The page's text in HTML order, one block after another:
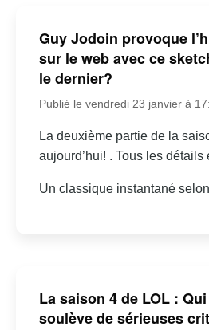
Guy Jodoin provoque
sur le web avec ce
le dernier?
Publié le vendredi 23 janvier à
La deuxième partie de la
aujourd’hui! . Tous les détails
Un classique instantané
La saison 4 de LOL :
soulève de sérieuses